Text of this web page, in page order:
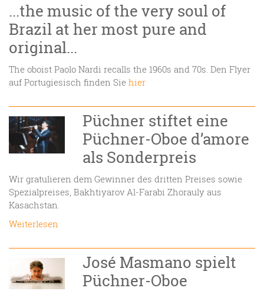
...the music of the very soul of
Brazil at her most pure and
original...
The oboist Paolo Nardi recalls the 1960s and 70s. Den Flyer
auf Portugiesisch finden Sie hier
Püchner stiftet eine
Püchner-Oboe d’amore
als Sonderpreis
Wir gratulieren dem Gewinner des dritten Preises sowie
Spezialpreises, Bakhtiyarov Al-Farabi Zhorauly aus
Kasachstan.
Weiterlesen
José Masmano spielt
Püchner-Oboe